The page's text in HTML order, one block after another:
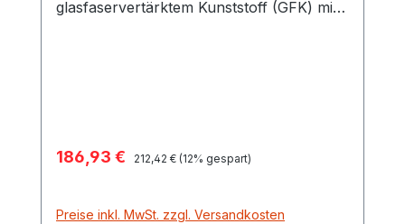
glasfaservertärktem Kunststoff (GFK) mit
und Säuren Absolut korrosionsbeständig
Verkaufspreis:
186,93 € Regulärer Preis:
212,42 € (12% gespart)
Preise inkl. MwSt. zzgl. Versandkosten